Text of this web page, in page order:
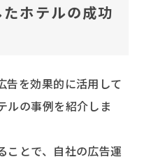
ホテルの成功
告を効果的に活用して
ルの事例を紹介しま
ことで、自社の広告運